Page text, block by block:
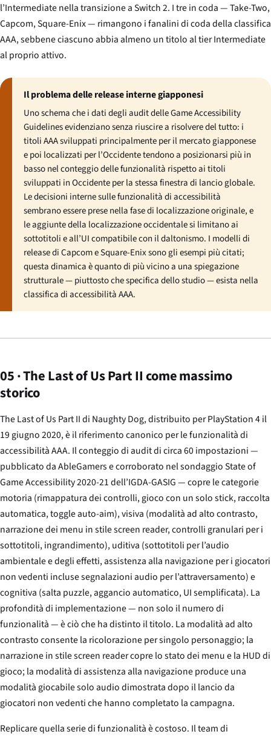
l’Intermediate nella transizione a Switch 2. I tre in coda — Take-Two,
Capcom, Square-Enix — rimangono i fanalini di coda della classifica
AAA, sebbene ciascuno abbia almeno un titolo al tier Intermediate
al proprio attivo.
Il problema delle release interne giapponesi
Uno schema che i dati degli audit delle Game Accessibility
Guidelines evidenziano senza riuscire a risolvere del tutto: i
titoli AAA sviluppati principalmente per il mercato giapponese
e poi localizzati per l’Occidente tendono a posizionarsi più in
basso nel conteggio delle funzionalità rispetto ai titoli
sviluppati in Occidente per la stessa finestra di lancio globale.
Le decisioni interne sulle funzionalità di accessibilità
sembrano essere prese nella fase di localizzazione originale, e
le aggiunte della localizzazione occidentale si limitano ai
sottotitoli e all’UI compatibile con il daltonismo. I modelli di
release di Capcom e Square-Enix sono gli esempi più citati;
questa dinamica è quanto di più vicino a una spiegazione
strutturale — piuttosto che specifica dello studio — esista nella
classifica di accessibilità AAA.
05 · The Last of Us Part II come massimo
storico
The Last of Us Part IIdi Naughty Dog, distribuito per PlayStation 4 il
19 giugno 2020, è il riferimento canonico per le funzionalità di
accessibilità AAA. Il conteggio di audit di circa 60 impostazioni —
pubblicato da AbleGamers e corroborato nel sondaggio State of
Game Accessibility 2020-21 dell’IGDA-GASIG — copre le categorie
motoria (rimappatura dei controlli, gioco con un solo stick, raccolta
automatica, toggle auto-aim), visiva (modalità ad alto contrasto,
narrazione dei menu in stile screen reader, controlli granulari per i
sottotitoli, ingrandimento), uditiva (sottotitoli per l’audio
ambientale e degli effetti, assistenza alla navigazione per i giocatori
non vedenti incluse segnalazioni audio per l’attraversamento) e
cognitiva (salta puzzle, aggancio automatico, UI semplificata). La
profondità di implementazione — non solo il numero di
funzionalità — è ciò che ha distinto il titolo. La modalità ad alto
contrasto consente la ricolorazione per singolo personaggio; la
narrazione in stile screen reader copre lo stato dei menu e la HUD di
gioco; la modalità di assistenza alla navigazione produce una
modalità giocabile solo audio dimostrata dopo il lancio da
giocatori non vedenti che hanno completato la campagna.
Replicare quella serie di funzionalità è costoso. Il team di